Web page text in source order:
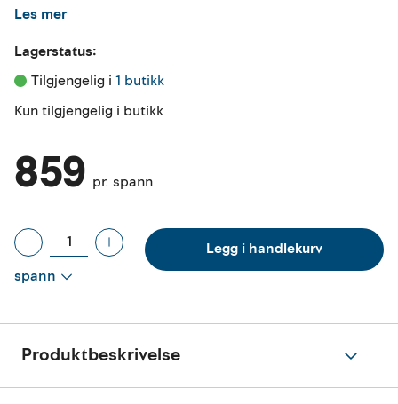
Les mer
Lagerstatus:
Tilgjengelig i 1 butikk
Kun tilgjengelig i butikk
859 pr. spann
spann
Legg i handlekurv
Produktbeskrivelse